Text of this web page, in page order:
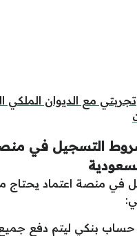
تجربتي مع الديوان الملكي
التسجيل في منصة
في منصة اعتماد
بنكي ليتم دفع